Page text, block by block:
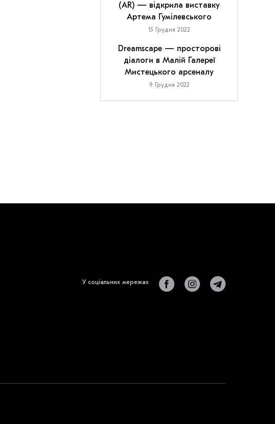
(AR) — відкрила виставку
Артема Гумілевського
15 Грудня 2022
Dreamscape — просторові
діалоги в Малій Галереї
Мистецького арсеналу
9 Грудня 2022
У соціальних мережах